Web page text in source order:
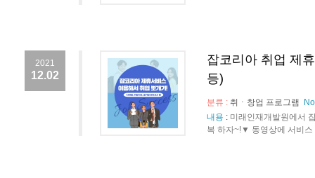
2021
12.02
잡코리아 취업 제
등)
분류 : 취ㆍ창업 프로그램
내용 : 미래인재개발원에서
복 하자~!▼ 동영상에 서비